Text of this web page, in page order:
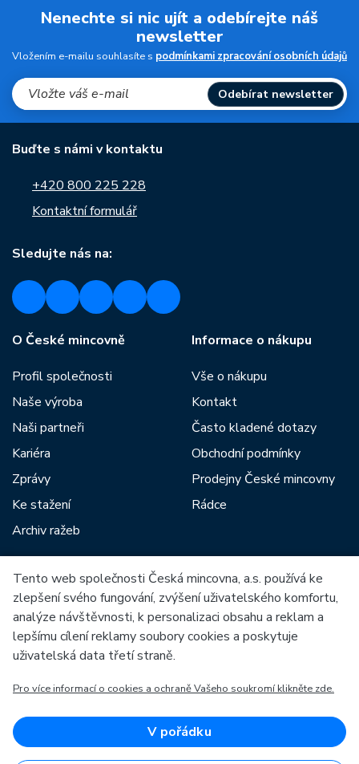
Nenechte si nic ujít a odebírejte náš
newsletter
Vložením e-mailu souhlasíte s podmínkami zpracování osobních údajů
Odebírat newsletter
Buďte s námi v kontaktu
+420 800 225 228
Kontaktní formulář
Sledujte nás na:
O České mincovně
Profil společnosti
Naše výroba
Naši partneři
Kariéra
Zprávy
Ke stažení
Archiv ražeb
Informace o nákupu
Vše o nákupu
Kontakt
Často kladené dotazy
Obchodní podmínky
Prodejny České mincovny
Rádce
Mezi naše partnery patří:
Evropská unie
OP Podnikání a inovace pro konkurenceschopnost
Evropský fond pro regionální rozvoj
Tento web společnosti Česká mincovna, a.s. používá ke
zlepšení svého fungování, zvýšení uživatelského komfortu,
analýze návštěvnosti, k personalizaci obsahu a reklam a
lepšímu cílení reklamy soubory cookies a poskytuje
uživatelská data třetí straně.
Pro více informací o cookies a ochraně Vašeho soukromí klikněte zde.
V pořádku